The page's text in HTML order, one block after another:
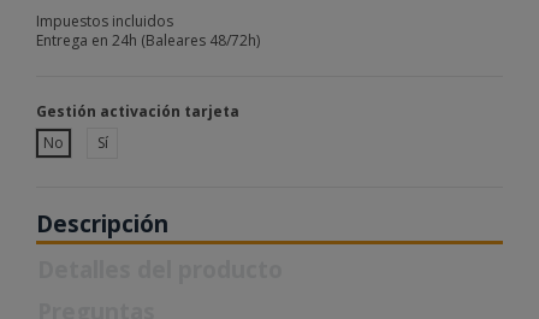
Impuestos incluidos
Entrega en 24h (Baleares 48/72h)
Gestión activación tarjeta
No
Sí
Descripción